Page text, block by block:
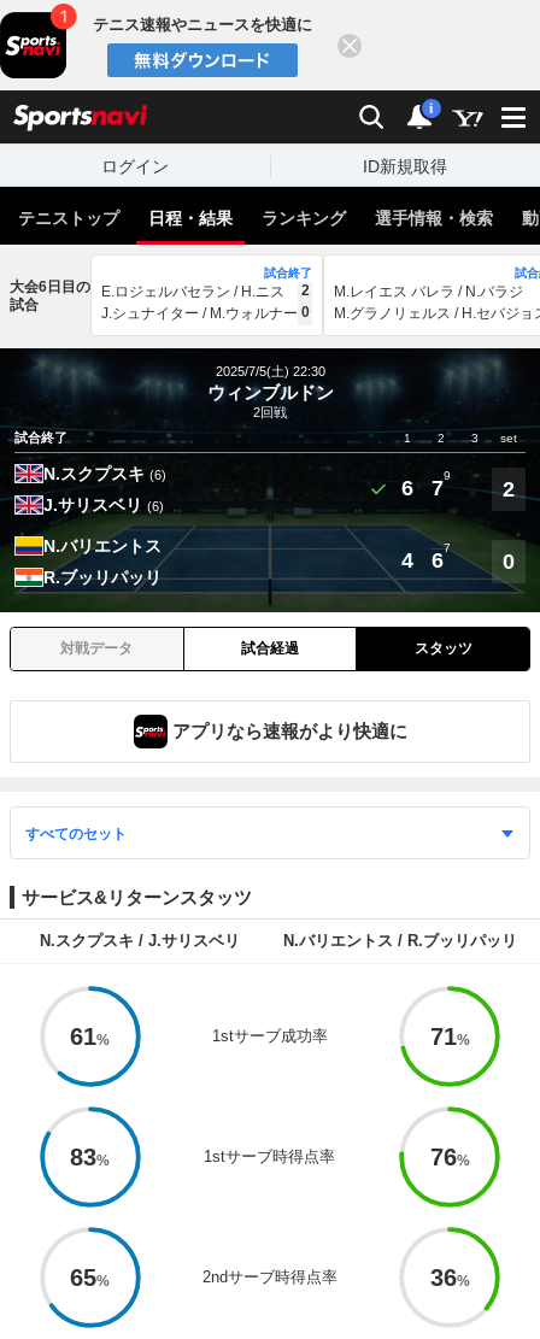
テニス速報やニュースを快適に
検索 通知
i
ログイン ID新規取得
テニストップ 日程・結果 ランキング 選手情報・検索
大会6日目の
試合
試合終了
E.ロジェルバセラン / H.ニス
2
J.シュナイター / M.ウォルナー 0
試
M.レイエス バレラ / N.バラジ
M.グラノリェルス / H.セバジョ
2025/7/5(土) 22:30
ウィンブルドン
2回戦
試合終了
1 2 3 set
N.スクプスキ (6)
J.サリスベリ (6)
6 7
9
2
N.バリエントス
R.ブッリパッリ
4 6
7
0
対戦データ 試合経過 スタッツ
アプリなら速報がより快適に
サービス&リターンスタッツ
N.スクプスキ / J.サリスベリ N.バリエントス / R.ブッリパッリ
61 1stサーブ成功率 71
83 1stサーブ時得点率 76
65 2ndサーブ時得点率 36